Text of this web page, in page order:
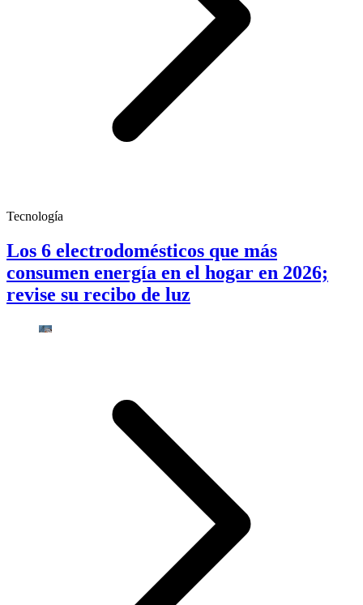
Tecnología
Los 6 electrodomésticos que más
consumen energía en el hogar en 2026;
revise su recibo de luz